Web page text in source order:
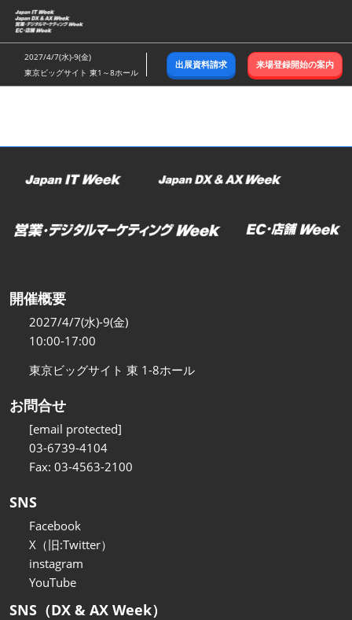
ス
キ
ッ
し
む
2027/4/7(水)-9(金)
東京ビッグサイト 東1～8ホール
出展資料請求 来場登録開始の案内
開催概要
2027/4/7(水)-9(金)
10:00-17:00
東京ビッグサイト 東 1-8ホール
お問合せ
[email protected]
03-6739-4104
Fax: 03-4563-2100
SNS
Facebook
X（旧:Twitter）
instagram
YouTube
SNS（DX & AX Week）